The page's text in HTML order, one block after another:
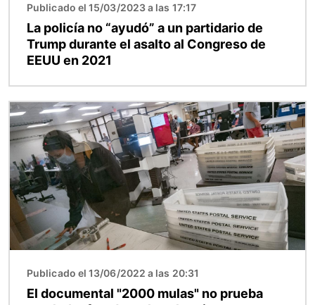
Publicado el 15/03/2023 a las 17:17
La policía no “ayudó” a un partidario de
Trump durante el asalto al Congreso de
EEUU en 2021
Imagen
Publicado el 13/06/2022 a las 20:31
El documental "2000 mulas" no prueba